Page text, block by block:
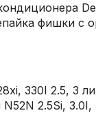
фишки с
330I 2.5, 3
2.5Si, 3.0I,